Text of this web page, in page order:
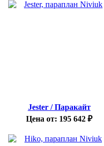
Jester / Паракайт
Цена от: 195 642 ₽